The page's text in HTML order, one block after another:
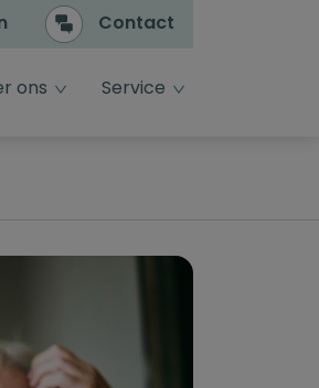
Contact
ons dropdown toggle
Service dropdown toggle